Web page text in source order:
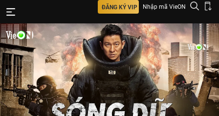
ĐĂNG KÝ VIP Nhập mã VieON